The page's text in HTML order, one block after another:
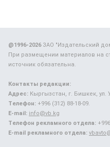
@1996-2026ЗАО "Издательский
При размещении материалов на
источник обязательна.
Контакты редакции:
Адрес: Кыргызстан, г. Бишкек, ул.
Телефон: +996 (312) 88-18-09.
E-mail: info@vb.kg
Телефон рекламного отдела:
E-mail рекламного отдела: